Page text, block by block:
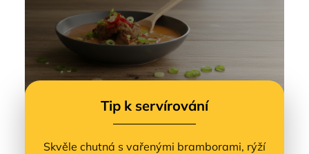
Tip k servírování
Skvěle chutná s vařenými bramborami, rýží